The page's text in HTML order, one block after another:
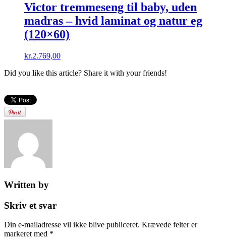
Victor tremmeseng til baby, uden
madras – hvid laminat og natur eg
(120×60)
kr.2.769,00
Did you like this article? Share it with your friends!
Written by
Skriv et svar
Din e-mailadresse vil ikke blive publiceret. Krævede felter er
markeret med *